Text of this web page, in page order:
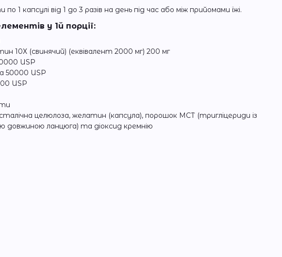
1 капсулі від 1 до 3 разів на день під час або між прийомами їжі.
у 1й порції:
10Х (свинячий) (еквівалент 2000 мг) 200 мг
USP
50000 USP
USP
целюлоза, желатин (капсула), порошок МСТ (тригліцериди із
довжиною ланцюга) та діоксид кремнію